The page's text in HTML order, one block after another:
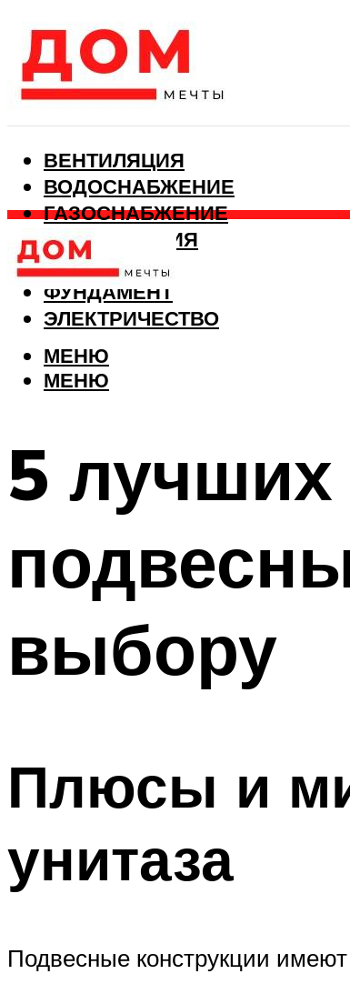
ВЕНТИЛЯЦИЯ
ВОДОСНАБЖЕНИЕ
ГАЗОСНАБЖЕНИЕ
КАНАЛИЗАЦИЯ
ОТОПЛЕНИЕ
ФУНДАМЕНТ
ЭЛЕКТРИЧЕСТВО
МЕНЮ
МЕНЮ
5 лучших
выбору
Плюсы и
унитаза
Подвесные конструкции